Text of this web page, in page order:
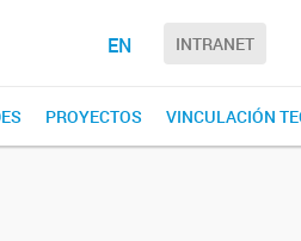
EN INTRANET
PROYECTOS VINCULACIÓN